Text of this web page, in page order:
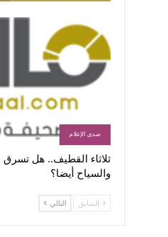
صدى الإعلام
ثلاثاء القطيف.. هل تسرق
والسياح أيضا؟
السابق التالي